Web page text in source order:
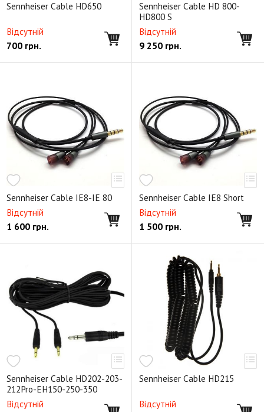
Sennheiser Cable HD650
Відсутній
700 грн.
Sennheiser Cable HD 800-
HD800 S
Відсутній
9 250 грн.
Sennheiser Cable IE8-IE 80
Відсутній
1 600 грн.
Sennheiser Cable IE8 Short
Відсутній
1 500 грн.
Sennheiser Cable HD202-203-
212Pro-EH150-250-350
Відсутній
Sennheiser Cable HD215
Відсутній